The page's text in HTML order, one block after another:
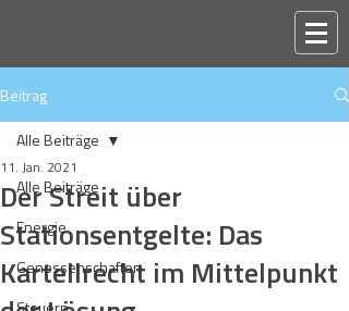
Beitrag
Alle Beiträge
Energie
Genossenschaften
Alle Beiträge
Der Streit über
Stationsentgelte: Das
Kartellrecht im Mittelpunkt
11. Jan. 2021